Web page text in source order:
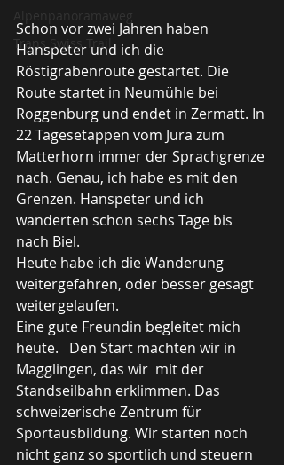
Alpenpanoramaweg
Trans Swiss Trail
Schon vor zwei Jahren haben
Hanspeter und ich die
Röstigrabenroute gestartet. Die
Route startet in Neumühle bei
Roggenburg und endet in Zermatt. In
22 Tagesetappen vom Jura zum
Matterhorn immer der Sprachgrenze
nach. Genau, ich habe es mit den
Grenzen. Hanspeter und ich
wanderten schon sechs Tage bis
nach Biel.
Heute habe ich die Wanderung
weitergefahren, oder besser gesagt
weitergelaufen.
Eine gute Freundin begleitet mich
heute.   Den Start machten wir in
Magglingen, das wir  mit der
Standseilbahn erklimmen. Das
schweizerische Zentrum für
Sportausbildung. Wir starten noch
nicht ganz so sportlich und steuern